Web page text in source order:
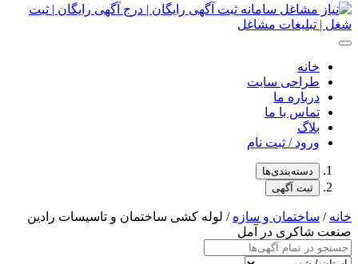
خانه
طراحی سایت
درباره ما
تماس با ما
بلاگ
ورود / ثبت نام
دسته‌بندی‌ها
ثبت آگهی
خانه/ ساختمان و سازه/ لوله کشی ساختمان و تاسیسات رادین
صنعت شاکری در آمل